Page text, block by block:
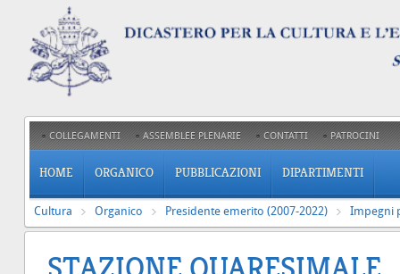
COLLEGAMENTI ASSEMBLEE PLENARIE CONTATTI PATROCINI
HOME ORGANICO PUBBLICAZIONI DIPARTIMENTI
Cultura Organico Presidente emerito (2007-2022) Impegni